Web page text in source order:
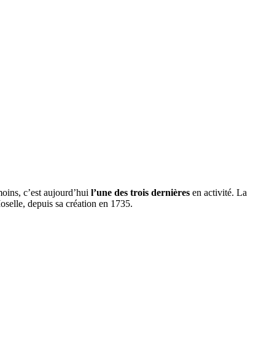
c’est aujourd’hui l’une des trois dernières en activité. La
depuis sa création en 1735.